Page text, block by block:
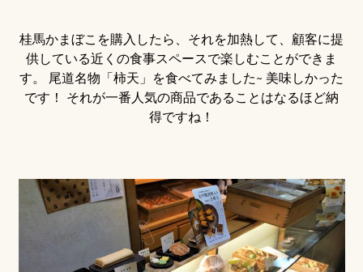
桂馬かまぼこを購入したら、それを加熱して、顧客に提
供している近くの食事スペースで楽しむことができま
す。 尾道名物「柿天」を食べてみました~ 美味しかった
です！ それが一番人気の商品であることはなるほど納
得ですね！